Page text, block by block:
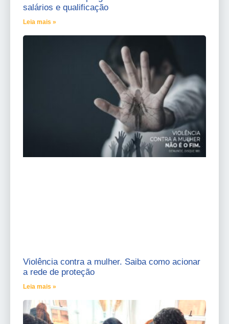
salários e qualificação
Leia mais »
Violência contra a mulher. Saiba como acionar
a rede de proteção
Leia mais »